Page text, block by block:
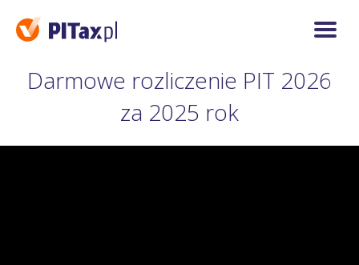
Darmowe rozliczenie PIT 2026
za 2025 rok